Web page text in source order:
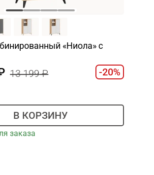
«Ниола» с
13 199 -20%
В КОРЗИНУ
заказа